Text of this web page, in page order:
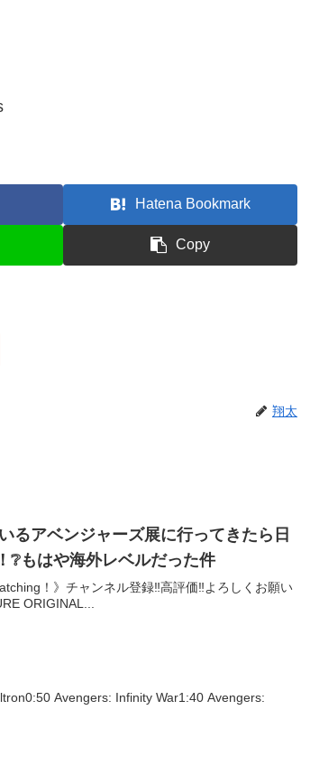
Hatena Bookmark
Copy
翔太
るアベンジャーズ展に行ってきたら日
もはや海外レベルだった件
！》チャンネル登録‼︎高評価‼︎よろしくお願い
ORIGINAL...
Avengers: Infinity War1:40 Avengers: